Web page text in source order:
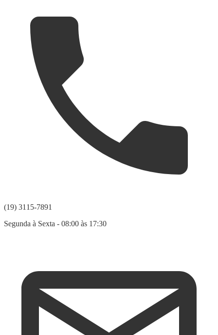
(19) 3115-7891
Segunda à Sexta - 08:00 às 17:30